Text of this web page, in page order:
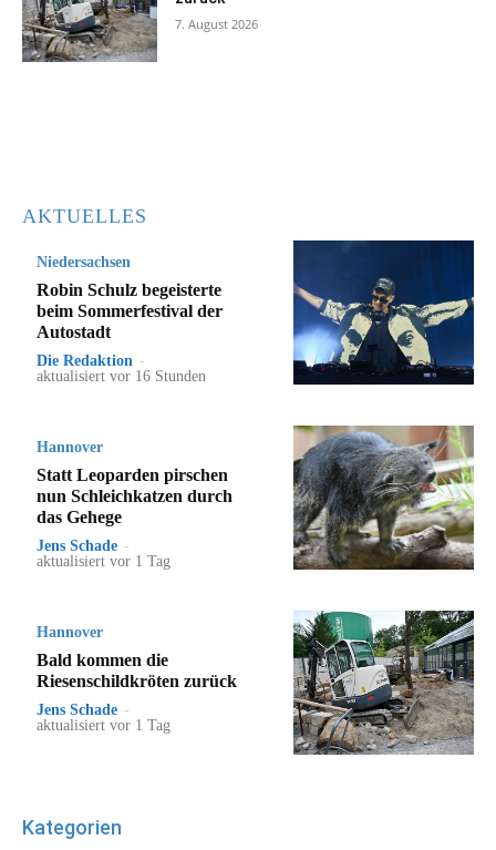
7. August 2026
AKTUELLES
Niedersachsen
Robin Schulz begeisterte
beim Sommerfestival der
Autostadt
Die Redaktion -
aktualisiert vor 16 Stunden
Hannover
Statt Leoparden pirschen
nun Schleichkatzen durch
das Gehege
Jens Schade -
aktualisiert vor 1 Tag
Hannover
Bald kommen die
Riesenschildkröten zurück
Jens Schade -
aktualisiert vor 1 Tag
Kategorien